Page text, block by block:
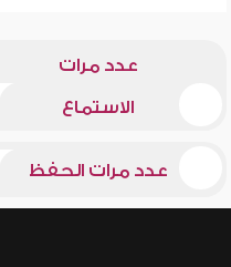
عدد مرات
الاستماع
عدد مرات الحفظ